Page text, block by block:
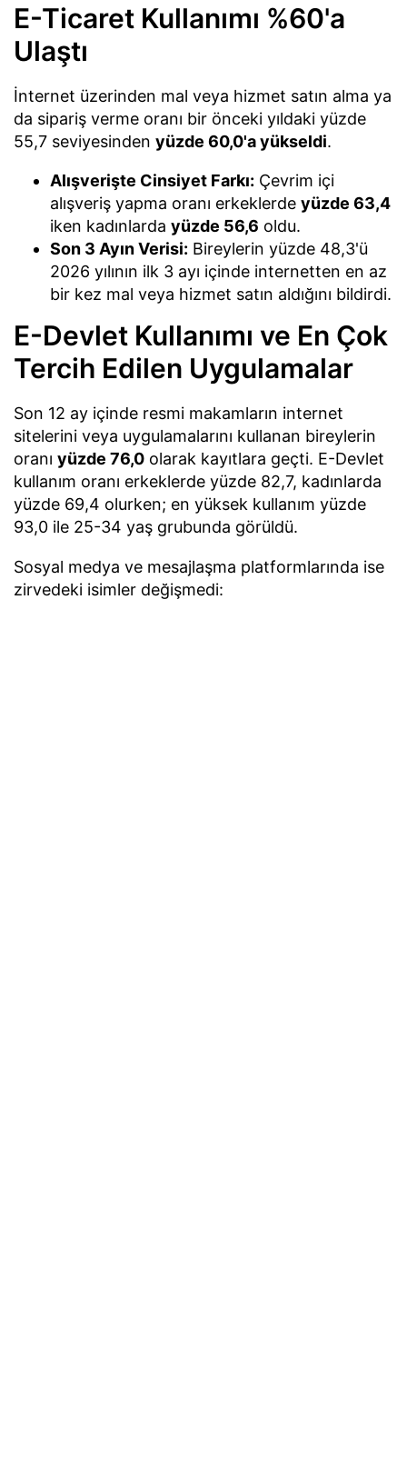
E-Ticaret Kullanımı %60'a
Ulaştı
İnternet üzerinden mal veya hizmet satın alma ya
da sipariş verme oranı bir önceki yıldaki yüzde
55,7 seviyesinden yüzde 60,0'a yükseldi.
Alışverişte Cinsiyet Farkı: Çevrim içi
alışveriş yapma oranı erkeklerde yüzde 63,4
iken kadınlarda yüzde 56,6 oldu.
Son 3 Ayın Verisi: Bireylerin yüzde 48,3'ü
2026 yılının ilk 3 ayı içinde internetten en az
bir kez mal veya hizmet satın aldığını bildirdi.
E-Devlet Kullanımı ve En Çok
Tercih Edilen Uygulamalar
Son 12 ay içinde resmi makamların internet
sitelerini veya uygulamalarını kullanan bireylerin
oranı yüzde 76,0 olarak kayıtlara geçti. E-Devlet
kullanım oranı erkeklerde yüzde 82,7, kadınlarda
yüzde 69,4 olurken; en yüksek kullanım yüzde
93,0 ile 25-34 yaş grubunda görüldü.
Sosyal medya ve mesajlaşma platformlarında ise
zirvedeki isimler değişmedi: